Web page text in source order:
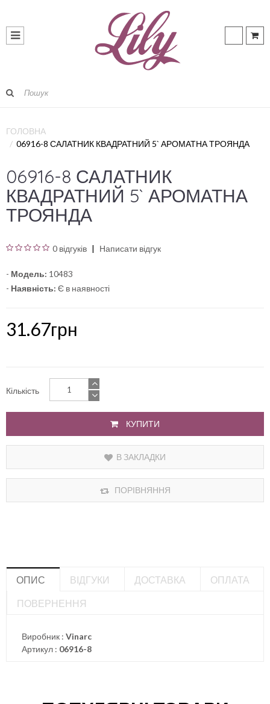
ГОЛОВНА
06916-8 САЛАТНИК КВАДРАТНИЙ 5` АРОМАТНА ТРОЯНДА
06916-8 САЛАТНИК
КВАДРАТНИЙ 5` АРОМАТНА
ТРОЯНДА
0 відгуків Написати відгук
- Модель: 10483
- Наявність: Є в наявності
31.67грн
Кількість
КУПИТИ
В ЗАКЛАДКИ
ПОРІВНЯННЯ
ОПИС ВІДГУКИ ДОСТАВКА
ОПЛАТА
ПОВЕРНЕННЯ
Виробник : Vinarc
Артикул : 06916-8